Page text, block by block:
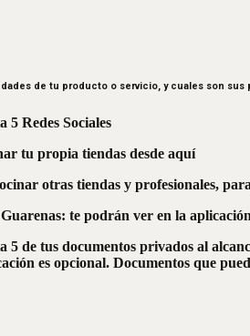
de tu producto o servicio, y cuales son
5 Redes Sociales
tu propia tiendas desde aquí
otras tiendas y profesionales,
te podrán ver en la
de tus documentos privados al
es opcional. Documentos que